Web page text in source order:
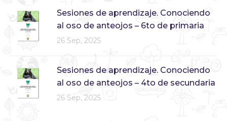
Sesiones de aprendizaje. Conociendo
al oso de anteojos – 6to de primaria
26 Sep, 2025
Sesiones de aprendizaje. Conociendo
al oso de anteojos – 4to de secundaria
26 Sep, 2025